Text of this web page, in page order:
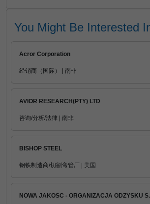
You Might Be Interested
Acror Corporation
经销商（国际） | 南非
AVIOR RESEARCH(PTY) LTD
咨询/分析/法律 | 南非
BISHOP STEEL
钢铁制造商/切割弯管厂 | 美国
NOWA JAKOSC - ORGANIZACJA ODZYSKU